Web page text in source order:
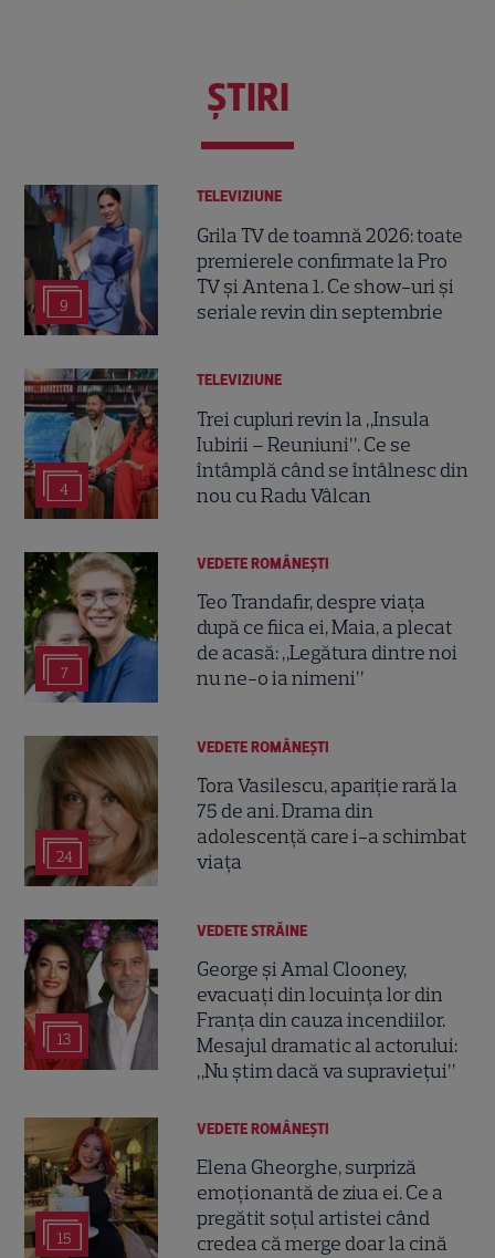
ŞTIRI
9
TELEVIZIUNE
Grila TV de toamnă 2026: toate
premierele confirmate la Pro
TV și Antena 1. Ce show-uri și
seriale revin din septembrie
4
TELEVIZIUNE
Trei cupluri revin la „Insula
Iubirii – Reuniuni”. Ce se
întâmplă când se întâlnesc din
nou cu Radu Vâlcan
7
VEDETE ROMÂNEŞTI
Teo Trandafir, despre viața
după ce fiica ei, Maia, a plecat
de acasă: „Legătura dintre noi
nu ne-o ia nimeni”
24
VEDETE ROMÂNEŞTI
Tora Vasilescu, apariție rară la
75 de ani. Drama din
adolescență care i-a schimbat
viața
13
VEDETE STRĂINE
George și Amal Clooney,
evacuați din locuința lor din
Franța din cauza incendiilor.
Mesajul dramatic al actorului:
„Nu știm dacă va supraviețui”
15
VEDETE ROMÂNEŞTI
Elena Gheorghe, surpriză
emoționantă de ziua ei. Ce a
pregătit soțul artistei când
credea că merge doar la cină